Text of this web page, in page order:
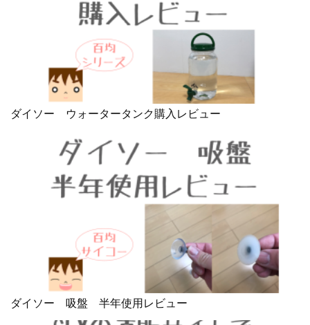
ダイソー ウォータータンク購入レビュー
ダイソー 吸盤 半年使用レビュー